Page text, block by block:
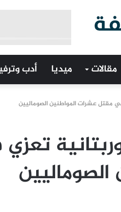
مقالات ميديا أدب
في مقتل عشرات المواطنين الصوماليين